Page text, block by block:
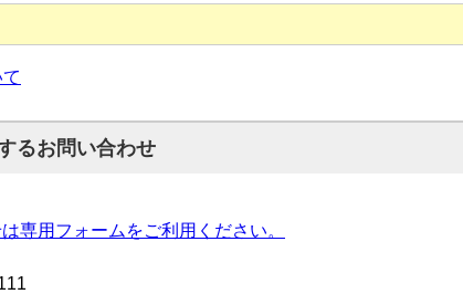
るお問い合わせ
専用フォームをご利用ください。